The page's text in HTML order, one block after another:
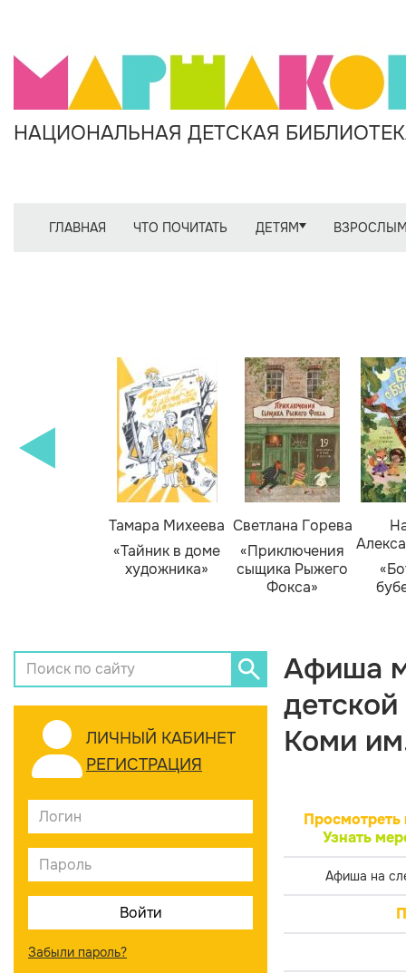
НАЦИОНАЛЬНАЯ ДЕТСКАЯ
ГЛАВНАЯ ЧТО ПОЧИТАТЬ ДЕТЯМ
Тамара Михеева
«Тайник в доме
художника»
Светлана Горева
«Приключения
сыщика Рыжего
Фокса»
ЛИЧНЫЙ КАБИНЕТ
РЕГИСТРАЦИЯ
Забыли пароль?
Афиша
Коми
Просмотреть
Узнать
Афиша на